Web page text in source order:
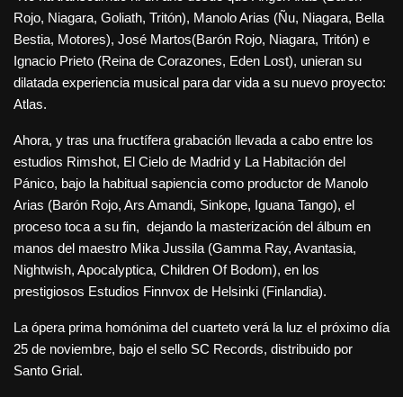
Rojo, Niagara, Goliath, Tritón), Manolo Arias (Ñu, Niagara, Bella
Bestia, Motores), José Martos(Barón Rojo, Niagara, Tritón) e
Ignacio Prieto (Reina de Corazones, Eden Lost), unieran su
dilatada experiencia musical para dar vida a su nuevo proyecto:
Atlas.
Ahora, y tras una fructífera grabación llevada a cabo entre los
estudios Rimshot, El Cielo de Madrid y La Habitación del
Pánico, bajo la habitual sapiencia como productor de Manolo
Arias (Barón Rojo, Ars Amandi, Sinkope, Iguana Tango), el
proceso toca a su fin, dejando la masterización del álbum en
manos del maestro Mika Jussila (Gamma Ray, Avantasia,
Nightwish, Apocalyptica, Children Of Bodom), en los
prestigiosos Estudios Finnvox de Helsinki (Finlandia).
La ópera prima homónima del cuarteto verá la luz el próximo día
25 de noviembre, bajo el sello SC Records, distribuido por
Santo Grial.